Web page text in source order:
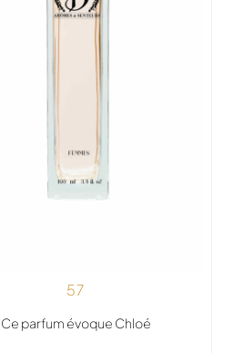
57
Ce parfum évoque Chloé